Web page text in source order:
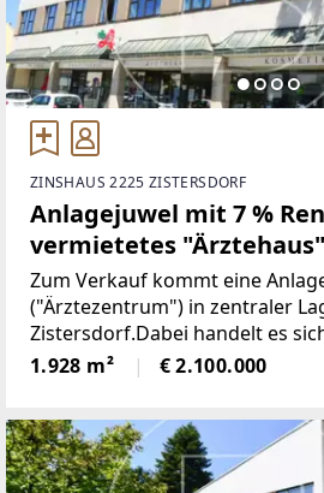
ZINSHAUS 2225 ZISTERSDORF
Anlagejuwel mit 7 %
vermietetes
Lage von Zistersdorf!
Zum Verkauf kommt eine
("Ärztezentrum") in zentraler
Zistersdorf.Dabei handelt es
Grundstück mit ca. 886 m² auf
1.928 m² € 2.100.000